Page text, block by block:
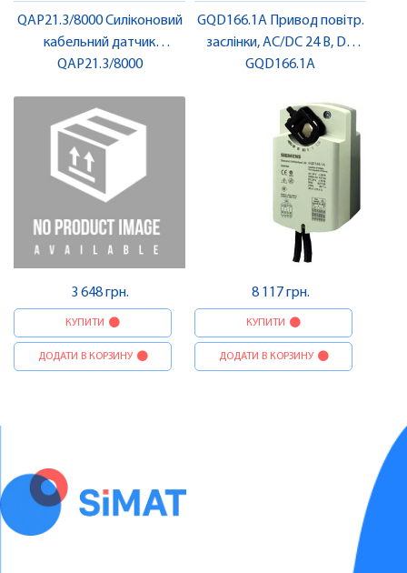
QAP21.3/8000 Силіконовий
кабельний датчик
температури 8 м, LG-
QAP21.3/8000
3 648 грн.
КУПИТИ
ДОДАТИ В КОРЗИНУ
GQD166.1A Привод повітр.
заслінки, AC/DC 24 В, DC
0..10 В, 2 Нм, пруж.,
SIEMENS
GQD166.1A
8 117 грн.
КУПИТИ
ДОДАТИ В КОРЗИНУ